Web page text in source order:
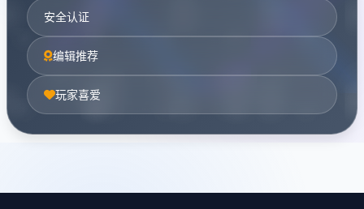
安全认证
编辑推荐
玩家喜爱